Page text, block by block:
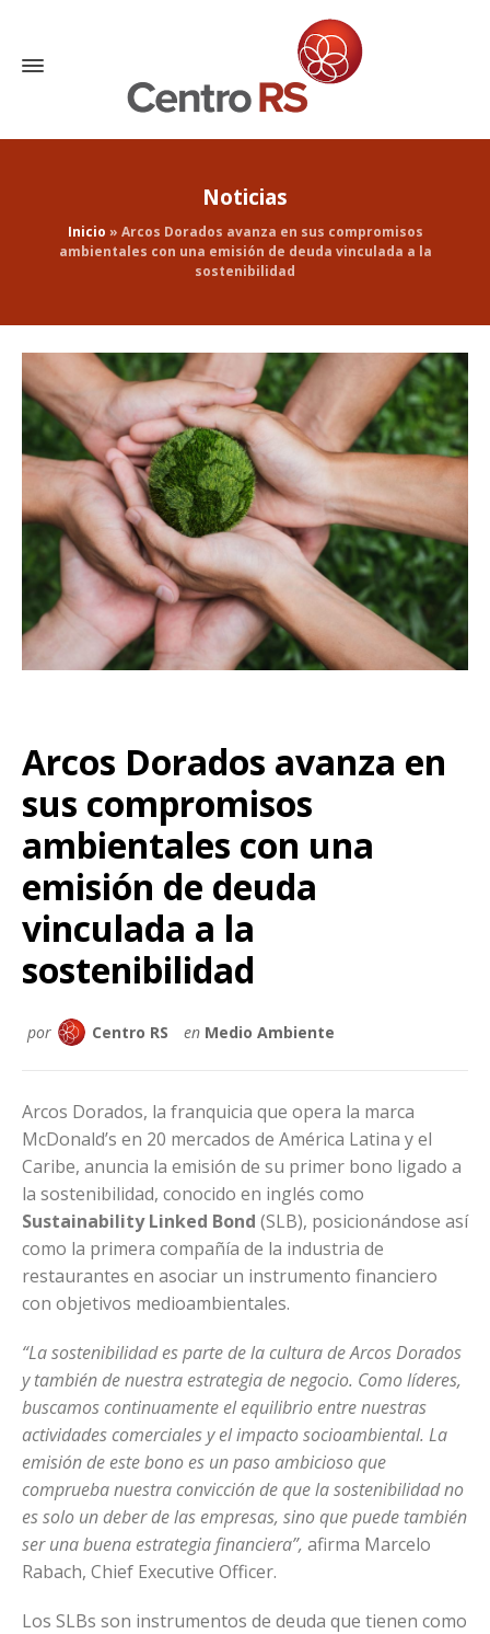
Noticias
Inicio » Arcos Dorados avanza en sus compromisos
ambientales con una emisión de deuda vinculada a la
sostenibilidad
Arcos Dorados avanza en
sus compromisos
ambientales con una
emisión de deuda
vinculada a la
sostenibilidad
por Centro RS en Medio Ambiente
Arcos Dorados, la franquicia que opera la marca
McDonald’s en 20 mercados de América Latina y el
Caribe, anuncia la emisión de su primer bono ligado a
la sostenibilidad, conocido en inglés como
Sustainability Linked Bond (SLB), posicionándose así
como la primera compañía de la industria de
restaurantes en asociar un instrumento financiero
con objetivos medioambientales.
“La sostenibilidad es parte de la cultura de Arcos Dorados
y también de nuestra estrategia de negocio. Como líderes,
buscamos continuamente el equilibrio entre nuestras
actividades comerciales y el impacto socioambiental. La
emisión de este bono es un paso ambicioso que
comprueba nuestra convicción de que la sostenibilidad no
es solo un deber de las empresas, sino que puede también
ser una buena estrategia financiera”, afirma Marcelo
Rabach, Chief Executive Officer.
Los SLBs son instrumentos de deuda que tienen como